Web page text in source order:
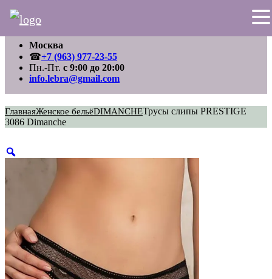
Перейти
содержимому
Москва
☎+7 (963) 977-23-55
Пн.-Пт. с 9:00 до 20:00
info.lebra@gmail.com
ГлавнаяЖенское бельёDIMANCHEТрусы слипы PRESTIGE
3086 Dimanche